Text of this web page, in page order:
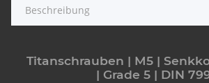
Beschreibung
Titanschrauben | M5 |
| Grade 5 | DIN